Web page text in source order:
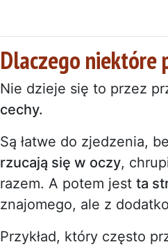
Dlaczego
Nie dzieje się to przez
cechy.
Są łatwe do zjedzenia,
rzucają się w oczy,
razem. A potem jest ta
znajomego, ale z
Przykład, który często